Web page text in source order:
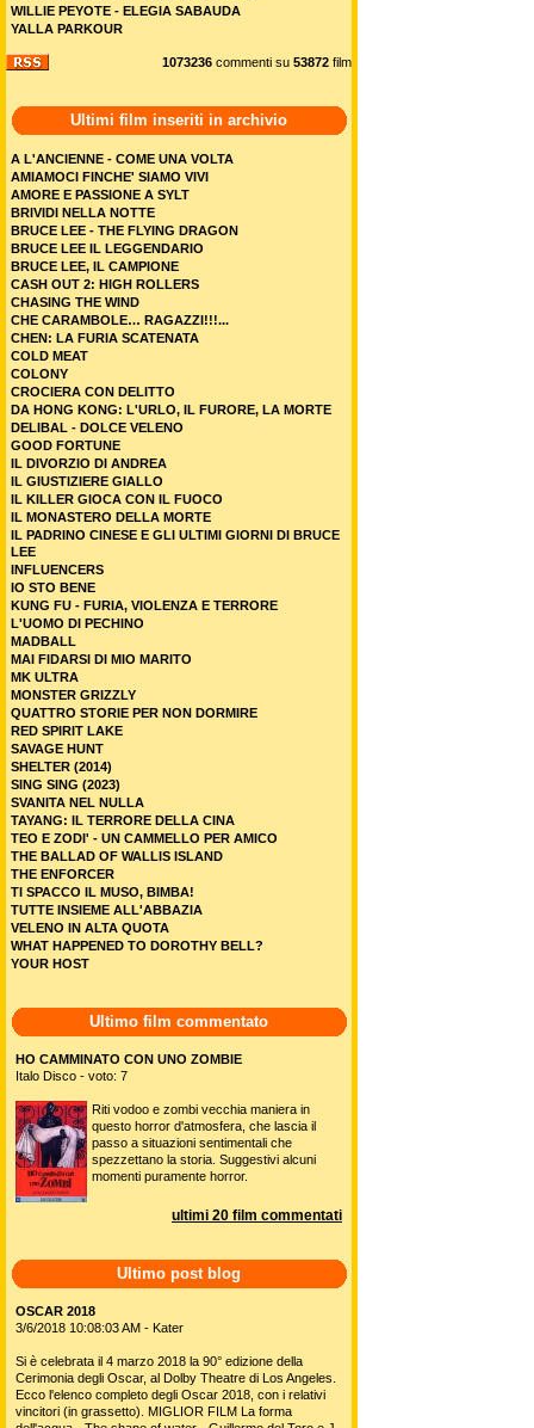
WILLIE PEYOTE - ELEGIA SABAUDA
YALLA PARKOUR
1073236 commenti su 53872 film
Ultimi film inseriti in archivio
A L'ANCIENNE - COME UNA VOLTA
AMIAMOCI FINCHE' SIAMO VIVI
AMORE E PASSIONE A SYLT
BRIVIDI NELLA NOTTE
BRUCE LEE - THE FLYING DRAGON
BRUCE LEE IL LEGGENDARIO
BRUCE LEE, IL CAMPIONE
CASH OUT 2: HIGH ROLLERS
CHASING THE WIND
CHE CARAMBOLE… RAGAZZI!!!...
CHEN: LA FURIA SCATENATA
COLD MEAT
COLONY
CROCIERA CON DELITTO
DA HONG KONG: L'URLO, IL FURORE, LA MORTE
DELIBAL - DOLCE VELENO
GOOD FORTUNE
IL DIVORZIO DI ANDREA
IL GIUSTIZIERE GIALLO
IL KILLER GIOCA CON IL FUOCO
IL MONASTERO DELLA MORTE
IL PADRINO CINESE E GLI ULTIMI GIORNI DI BRUCE
LEE
INFLUENCERS
IO STO BENE
KUNG FU - FURIA, VIOLENZA E TERRORE
L'UOMO DI PECHINO
MADBALL
MAI FIDARSI DI MIO MARITO
MK ULTRA
MONSTER GRIZZLY
QUATTRO STORIE PER NON DORMIRE
RED SPIRIT LAKE
SAVAGE HUNT
SHELTER (2014)
SING SING (2023)
SVANITA NEL NULLA
TAYANG: IL TERRORE DELLA CINA
TEO E ZODI' - UN CAMMELLO PER AMICO
THE BALLAD OF WALLIS ISLAND
THE ENFORCER
TI SPACCO IL MUSO, BIMBA!
TUTTE INSIEME ALL'ABBAZIA
VELENO IN ALTA QUOTA
WHAT HAPPENED TO DOROTHY BELL?
YOUR HOST
Ultimo film commentato
HO CAMMINATO CON UNO ZOMBIE
Italo Disco - voto: 7
Riti vodoo e zombi vecchia maniera in
questo horror d'atmosfera, che lascia il
passo a situazioni sentimentali che
spezzettano la storia. Suggestivi alcuni
momenti puramente horror.
ultimi 20 film commentati
Ultimo post blog
OSCAR 2018
3/6/2018 10:08:03 AM - Kater
Si è celebrata il 4 marzo 2018 la 90° edizione della
Cerimonia degli Oscar, al Dolby Theatre di Los Angeles.
Ecco l'elenco completo degli Oscar 2018, con i relativi
vincitori (in grassetto). MIGLIOR FILM La forma